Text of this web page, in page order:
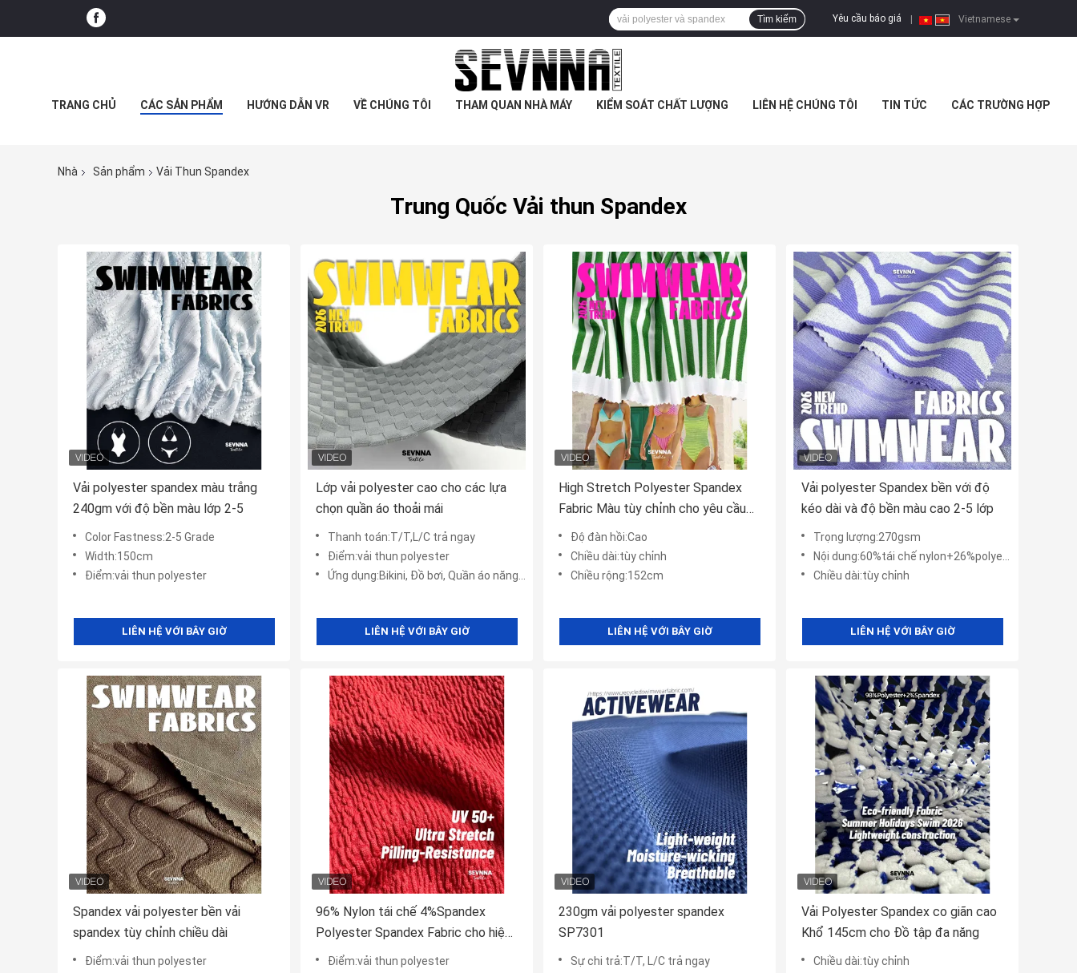
Vietnamese
Yêu cầu báo giá
Tìm kiếm
TRANG CHỦ CÁC SẢN PHẨM HƯỚNG DẪN VR VỀ CHÚNG TÔI THAM QUAN NHÀ MÁY KIỂM SOÁT CHẤT LƯỢNG LIÊN HỆ CHÚNG TÔI TIN TỨC CÁC TRƯỜNG HỢP
Nhà Sản phẩm Vải Thun Spandex
Trung Quốc Vải thun Spandex
Vải polyester spandex màu trắng
240gm với độ bền màu lớp 2-5
Color Fastness:2-5 Grade
Width:150cm
Điểm:vải thun polyester
LIÊN HỆ VỚI BÂY GIỜ
Lớp vải polyester cao cho các lựa
chọn quần áo thoải mái
Thanh toán:T/T,L/C trả ngay
Điểm:vải thun polyester
Ứng dụng:Bikini, Đồ bơi, Quần áo năng động, v.v.
LIÊN HỆ VỚI BÂY GIỜ
High Stretch Polyester Spandex
Fabric Màu tùy chỉnh cho yêu cầu
của bạn
Độ đàn hồi:Cao
Chiều dài:tùy chỉnh
Chiều rộng:152cm
LIÊN HỆ VỚI BÂY GIỜ
Vải polyester Spandex bền với độ
kéo dài và độ bền màu cao 2-5 lớp
Trọng lượng:270gsm
Nội dung:60%tái chế nylon+26%polyester tái chế+14%spandex
Chiều dài:tùy chỉnh
LIÊN HỆ VỚI BÂY GIỜ
Spandex vải polyester bền vải
spandex tùy chỉnh chiều dài
Điểm:vải thun polyester
96% Nylon tái chế 4%Spandex
Polyester Spandex Fabric cho hiệu
suất thân thiện với môi trường
Điểm:vải thun polyester
230gm vải polyester spandex
SP7301
Sự chi trả:T/T, L/C trả ngay
Vải Polyester Spandex co giãn cao
Khổ 145cm cho Đồ tập đa năng
Chiều dài:tùy chỉnh